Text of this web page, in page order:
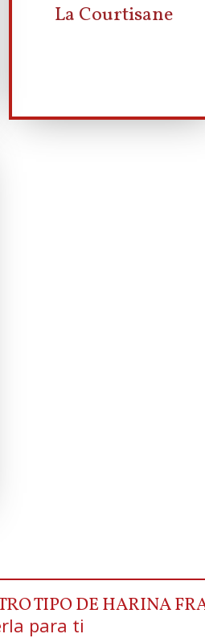
La Courtisane
TIPO DE HARINA
para ti